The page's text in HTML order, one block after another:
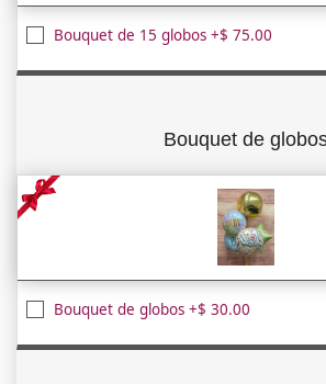
Bouquet de 15 globos +$ 75.00
Bouquet de
Bouquet de globos +$ 30.00